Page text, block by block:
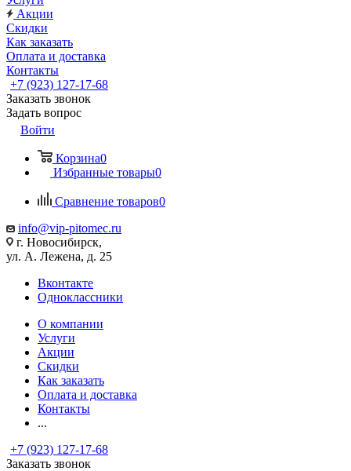
Акции
Скидки
Как заказать
Оплата и доставка
Контакты
+7 (923) 127-17-68
Заказать звонок
Задать вопрос
Войти
Корзина0
Избранные товары0
Сравнение товаров0
info@vip-pitomec.ru
г. Новосибирск,
ул. А. Лежена, д. 25
Вконтакте
Одноклассники
О компании
Услуги
Акции
Скидки
Как заказать
Оплата и доставка
Контакты
...
+7 (923) 127-17-68
Заказать звонок